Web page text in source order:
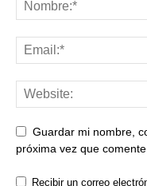
Guardar mi nombre,
próxima vez que comente
Recibir un correo